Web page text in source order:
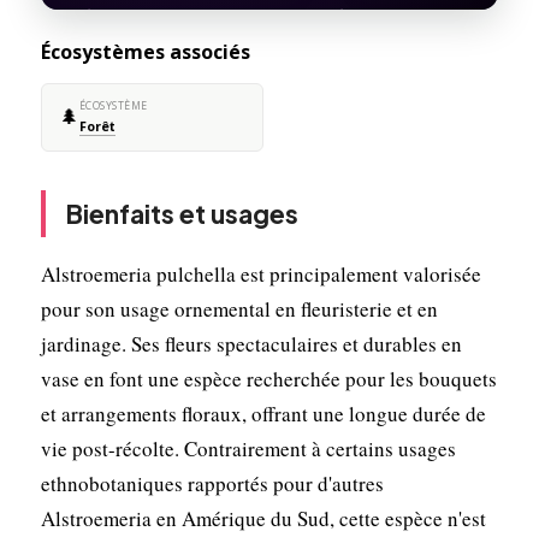
Écosystèmes associés
🌲 ÉCOSYSTÈME
Forêt
Bienfaits et usages
Alstroemeria pulchella est principalement valorisée
pour son usage ornemental en fleuristerie et en
jardinage. Ses fleurs spectaculaires et durables en
vase en font une espèce recherchée pour les bouquets
et arrangements floraux, offrant une longue durée de
vie post-récolte. Contrairement à certains usages
ethnobotaniques rapportés pour d'autres
Alstroemeria en Amérique du Sud, cette espèce n'est